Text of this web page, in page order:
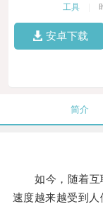
工具
安卓下载
简介
如今，随着互
速度越来越受到人